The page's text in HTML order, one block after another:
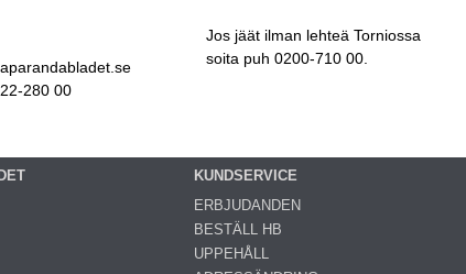
280 00
Jos jäät ilman lehteä Torniossa
soita puh 0200-710 00.
KUNDSERVICE
ERBJUDANDEN
BESTÄLL HB
UPPEHÅLL